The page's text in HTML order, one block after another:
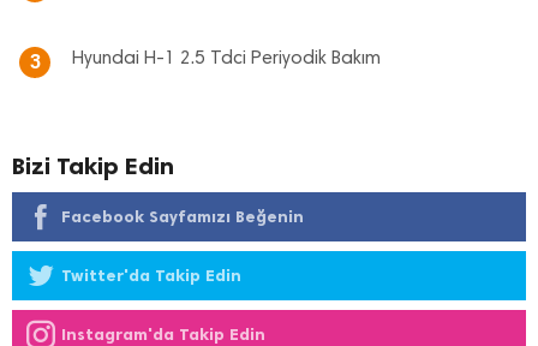
3 Hyundai H-1 2.5 Tdci Periyodik Bakım
Bizi Takip Edin
Facebook Sayfamızı Beğenin
Twitter'da Takip Edin
Instagram'da Takip Edin